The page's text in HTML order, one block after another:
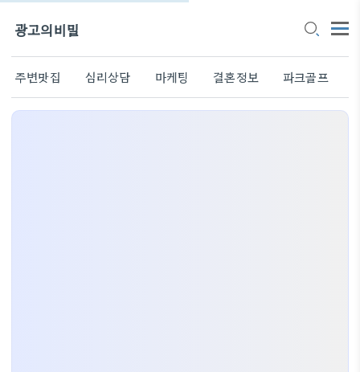
광고의비밀
주변맛집 심리상담 마케팅 결혼정보 파크골프